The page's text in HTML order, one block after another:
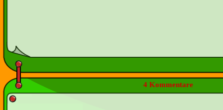
4 Kommentare